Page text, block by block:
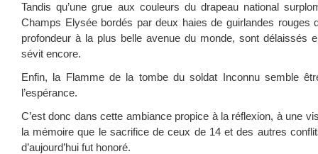
Tandis qu’une grue aux couleurs du drapeau national
Champs Elysée bordés par deux haies de guirlandes rouges
profondeur à la plus belle avenue du monde, sont délaissés
sévit encore.
Enfin, la Flamme de la tombe du soldat Inconnu semble
l’espérance.
C’est donc dans cette ambiance propice à la réflexion, à une
la mémoire que le sacrifice de ceux de 14 et des autres
d’aujourd’hui fut honoré.